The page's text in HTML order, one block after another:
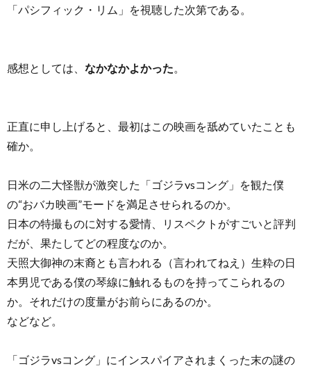
「パシフィック・リム」を視聴した次第である。
感想としては、 なかなかよかった
正直に申し上げると、最初はこの映画を舐めていたことも
確か。
日米の二大怪獣が激突した「ゴジラvsコング」を観た僕
の“おバカ映画”モードを満足させられるのか。
日本の特撮ものに対する愛情、リスペクトがすごいと評判
だが、果たしてどの程度なのか。
天照大御神の末裔とも言われる（言われてねえ）生粋の日
本男児である僕の琴線に触れるものを持ってこられるの
か。それだけの度量がお前らにあるのか。
などなど。
「ゴジラvsコング」にインスパイアされまくった末の謎の